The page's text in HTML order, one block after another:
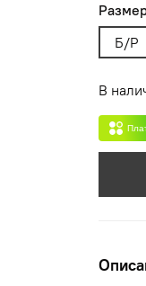
заказов за 6
Б/Р
В